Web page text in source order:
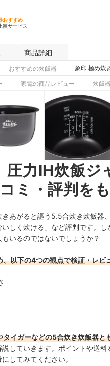
おすすめ
較サービス
商品詳細
おすすめの炊飯器 象印 極め炊
家電の商品レビュー 炊飯
圧力IH炊飯
ミ・評判を
あがると謳う5.5合炊き炊飯器
いしく炊ける」など評判です。
いるのではないでしょうか？
、以下の4つの観点で検証・レビ
タイガーなどの5合炊き炊飯器と
していきます。ポイントや送
してみてください。